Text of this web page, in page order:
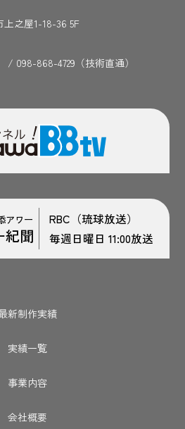
之屋1-18-36 5F
/ 098-868-4729（技術直通）
アワー
紀聞
RBC（琉球放送）
毎週日曜日 11:00放送
新制作実績
実績一覧
事業内容
会社概要